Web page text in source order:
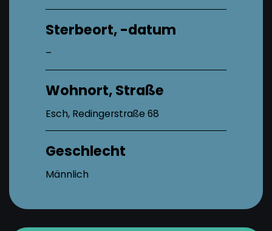
Sterbeort, -datum
–
Wohnort, Straße
Esch, Redingerstraße 68
Geschlecht
Männlich